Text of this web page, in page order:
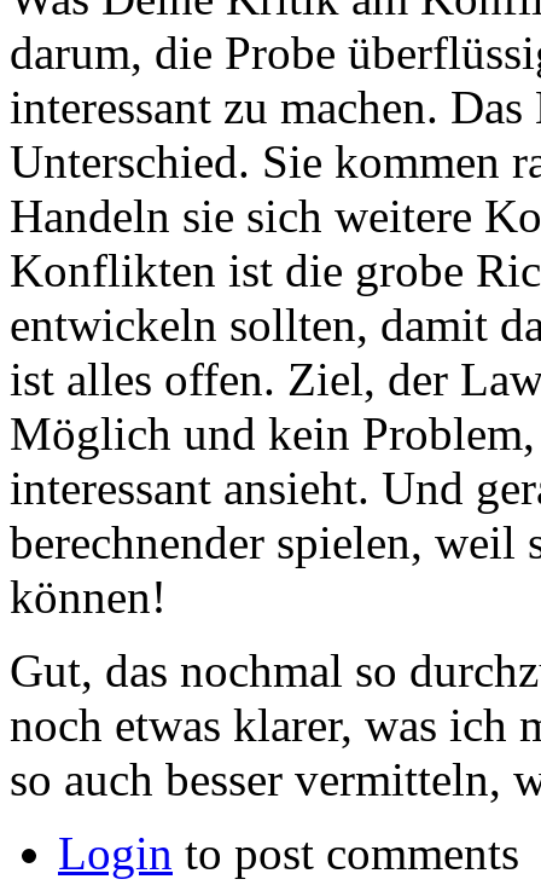
darum, die Probe
interessant zu machen.
Unterschied. Sie kommen
Handeln sie sich weitere
Konflikten ist die grobe
entwickeln sollten, damit
ist alles offen. Ziel, der
Möglich und kein
interessant ansieht. Und
berechnender spielen, weil
können!
Gut, das nochmal so
noch etwas klarer, was ich
so auch besser vermitteln,
Login to post comments